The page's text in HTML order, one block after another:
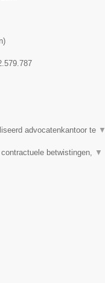
)
advocatenkantoor te ▼
betwistingen, ▼